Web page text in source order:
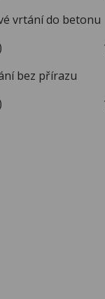
vrtání do
(vibrace)
bez
(vibrace)